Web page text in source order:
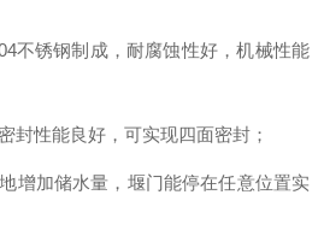
不锈钢制成，耐腐蚀性好，机械性能
封性能良好，可实现四面密封；
增加储水量，堰门能停在任意位置实